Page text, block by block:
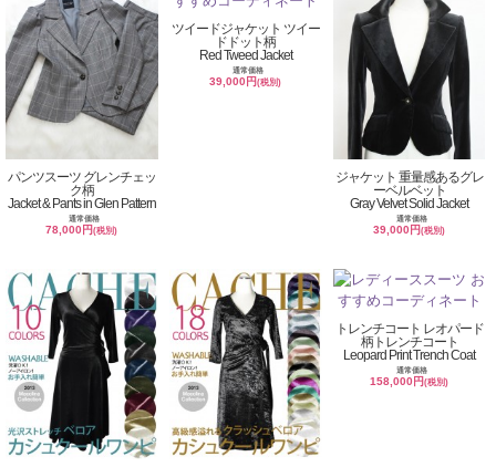
パンツスーツ グレンチェッ
ク柄
Jacket & Pants in Glen Pattern
通常価格
78,000円(税別)
ツイードジャケット ツイー
ドドット柄
Red Tweed Jacket
通常価格
39,000円(税別)
ジャケット 重量感あるグレ
ーベルベット
Gray Velvet Solid Jacket
通常価格
39,000円(税別)
トレンチコート レオパード
柄トレンチコート
Leopard Print Trench Coat
通常価格
158,000円(税別)